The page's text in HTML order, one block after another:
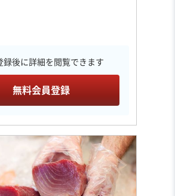
録後に詳細を閲覧できます
無料会員登録